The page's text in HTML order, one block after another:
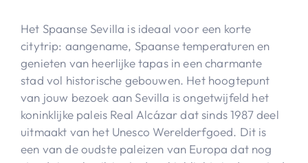
Het Spaanse Sevilla is ideaal voor een korte
citytrip: aangename, Spaanse temperaturen en
genieten van heerlijke tapas in een charmante
stad vol historische gebouwen. Het hoogtepunt
van jouw bezoek aan Sevilla is ongetwijfeld het
koninklijke paleis Real Alcázar dat sinds 1987 deel
uitmaakt van het Unesco Werelderfgoed. Dit is
een van de oudste paleizen van Europa dat nog